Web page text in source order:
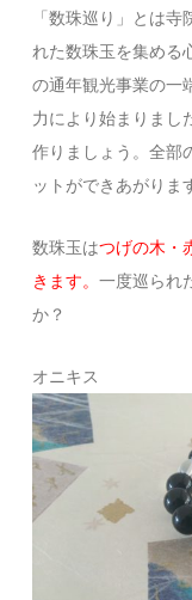
「数珠巡り」とは
れた数珠玉を集める
の通年観光事業の一
力により始まりまし
作りましょう。全部
ットができあがりま
数珠玉はつげの木・
きます。 一度巡られ
か？
オニキス